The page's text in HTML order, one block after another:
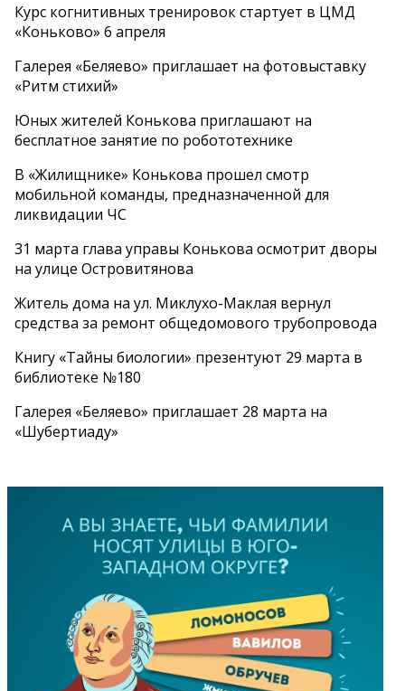
Курс когнитивных тренировок стартует в ЦМД
«Коньково» 6 апреля
Галерея «Беляево» приглашает на фотовыставку
«Ритм стихий»
Юных жителей Конькова приглашают на
бесплатное занятие по робототехнике
В «Жилищнике» Конькова прошел смотр
мобильной команды, предназначенной для
ликвидации ЧС
31 марта глава управы Конькова осмотрит дворы
на улице Островитянова
Житель дома на ул. Миклухо-Маклая вернул
средства за ремонт общедомового трубопровода
Книгу «Тайны биологии» презентуют 29 марта в
библиотеке №180
Галерея «Беляево» приглашает 28 марта на
«Шубертиаду»